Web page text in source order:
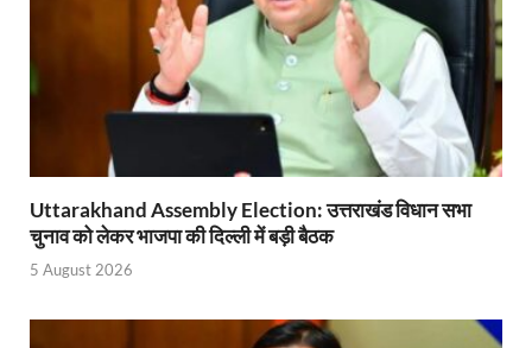
Uttarakhand Assembly Election: उत्तराखंड विधान सभा
चुनाव को लेकर भाजपा की दिल्ली में बड़ी बैठक
5 August 2026